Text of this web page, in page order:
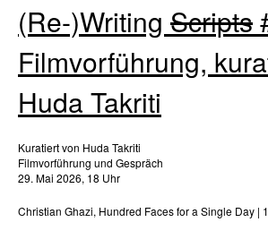
(Re-)Writing Scripts
Filmvorführung,
Huda Takriti
Kuratiert von Huda Takriti
Filmvorführung und Gespräch
29. Mai 2026, 18 Uhr
Christian Ghazi, Hundred Faces for a Single Day |